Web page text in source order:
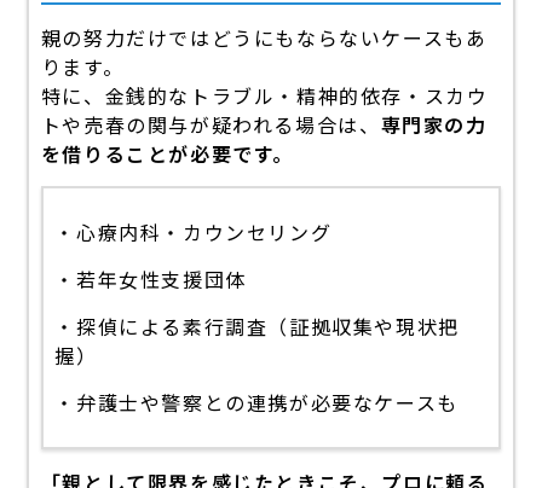
親の努力だけではどうにもならないケースもあ
ります。
特に、金銭的なトラブル・精神的依存・スカウ
トや売春の関与が疑われる場合は、 専門家の力
を借りることが必要です。
・心療内科・カウンセリング
・若年女性支援団体
・探偵による素行調査（証拠収集や現状把
握）
・弁護士や警察との連携が必要なケースも
「親として限界を感じたときこそ、プロに頼る